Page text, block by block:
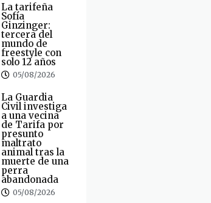
La tarifeña
Sofía
Ginzinger:
tercera del
mundo de
freestyle con
solo 12 años
05/08/2026
La Guardia
Civil investiga
a una vecina
de Tarifa por
presunto
maltrato
animal tras la
muerte de una
perra
abandonada
05/08/2026